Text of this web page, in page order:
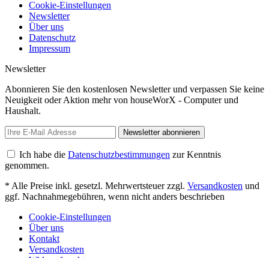
Cookie-Einstellungen
Newsletter
Über uns
Datenschutz
Impressum
Newsletter
Abonnieren Sie den kostenlosen Newsletter und verpassen Sie keine
Neuigkeit oder Aktion mehr von houseWorX - Computer und
Haushalt.
Newsletter abonnieren
Ich habe die Datenschutzbestimmungen zur Kenntnis
genommen.
* Alle Preise inkl. gesetzl. Mehrwertsteuer zzgl. Versandkosten und
ggf. Nachnahmegebühren, wenn nicht anders beschrieben
Cookie-Einstellungen
Über uns
Kontakt
Versandkosten